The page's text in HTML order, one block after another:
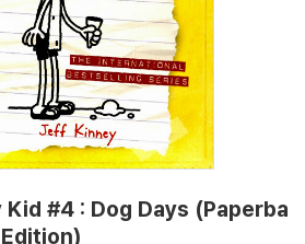
#4 : Dog Days (Paperba